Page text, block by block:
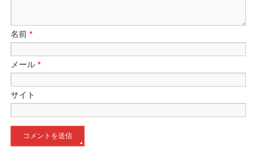
名前*
メール*
サイト